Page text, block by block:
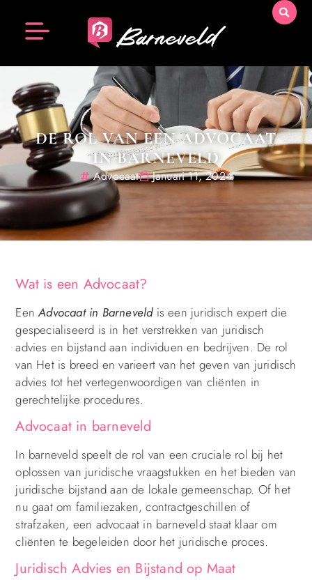
DE ROL VAN EEN ADVOCAAT
IN BARNEVELD
Advocaat Januari 11, 2024
Wat is een Advocaat?
EenAdvocaat in Barneveldis een juridisch expert die
gespecialiseerd is in het verstrekken van juridisch
advies en bijstand aan individuen en bedrijven. De rol
van Het is breed en varieert van het geven van juridisch
advies tot het vertegenwoordigen van cliënten in
gerechtelijke procedures.
Advocaat in barneveld
In barneveld speelt de rol van een cruciale rol bij het
oplossen van juridische vraagstukken en het bieden van
juridische bijstand aan de lokale gemeenschap. Of het
nu gaat om familiezaken, contractgeschillen of
strafzaken, een advocaat in barneveld staat klaar om
cliënten te begeleiden door het juridische proces.
Juridisch Advies en Bijstand op Maat